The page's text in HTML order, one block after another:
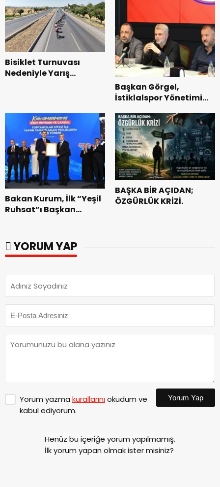
Bisiklet Turnuvası
Nedeniyle Yarış
Başkan Görgel,
İstiklalspor Yönetimi
Araya Geldi.
Bakan Kurum, İlk “Yeşil
Ruhsat”ı Başkan
BAŞKA BİR AÇIDAN;
ÖZGÜRLÜK KRİZİ.
YORUM YAP
Yorum yazma kurallarınıokudum ve
kabul ediyorum.
Yorum Yap
Henüz bu içeriğe yorum yapılmamış.
İlk yorum yapan olmak ister misiniz?